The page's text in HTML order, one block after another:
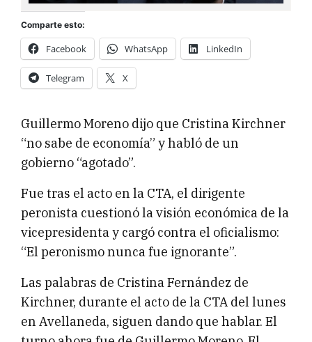
Comparte esto:
Facebook WhatsApp LinkedIn
Telegram X
Guillermo Moreno dijo que Cristina Kirchner
“no sabe de economía” y habló de un
gobierno “agotado”.
Fue tras el acto en la CTA, el dirigente
peronista cuestionó la visión económica de la
vicepresidenta y cargó contra el oficialismo:
“El peronismo nunca fue ignorante”.
Las palabras de Cristina Fernández de
Kirchner, durante el acto de la CTA del lunes
en Avellaneda, siguen dando que hablar. El